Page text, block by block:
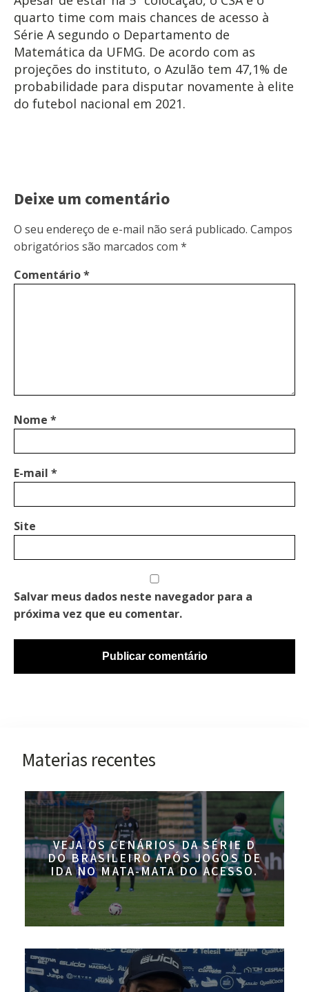
quarto time com mais chances de acesso à
Série A segundo o Departamento de
Matemática da UFMG. De acordo com as
projeções do instituto, o Azulão tem 47,1% de
probabilidade para disputar novamente à elite
do futebol nacional em 2021.
Deixe um comentário
O seu endereço de e-mail não será publicado. Campos
obrigatórios são marcados com *
Comentário*
Nome *
E-mail *
Site
Salvar meus dados neste navegador para a
próxima vez que eu comentar.
Materias recentes
VEJA OS CENÁRIOS DA SÉRIE D
DO BRASILEIRO APÓS JOGOS DE
IDA NO MATA-MATA DO ACESSO.